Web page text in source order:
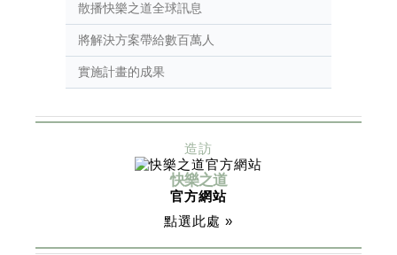
散播快樂之道全球訊息
將解決方案帶給數百萬人
實施計畫的成果
造訪
快樂之道
官方網站
點選此處 »